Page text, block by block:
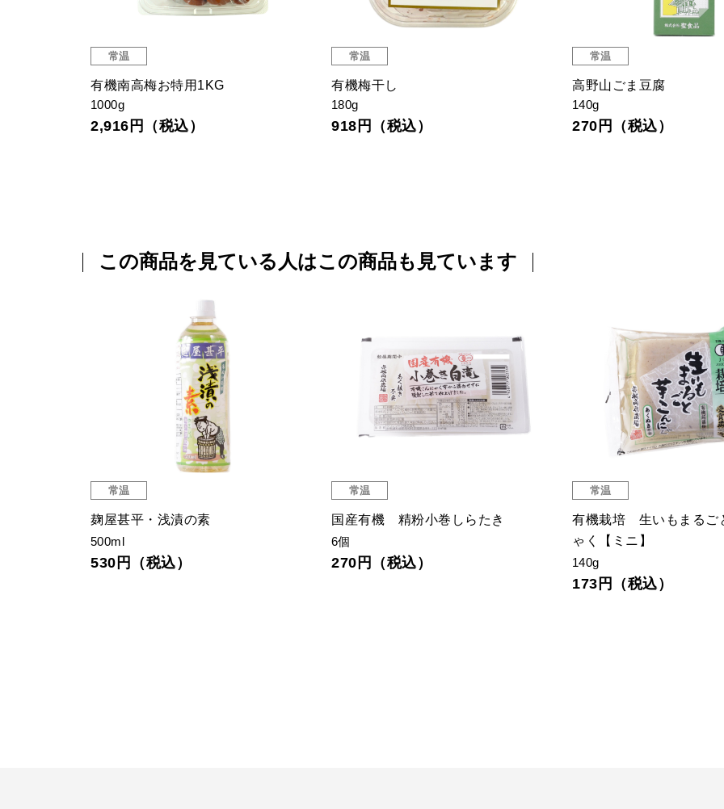
常温
有機南高梅お特用1KG
1000g
2,916円（税込）
常温
有機梅干し
180g
918円（税込）
常温
高野山ごま豆腐
140g
270円（税込）
この商品を見ている人はこの商品も見ています
常温
麹屋甚平・浅漬の素
500ml
530円（税込）
常温
国産有機 精粉小巻しらたき
6個
270円（税込）
常温
有機栽培 生いもまるご
ゃく【ミニ】
140g
173円（税込）